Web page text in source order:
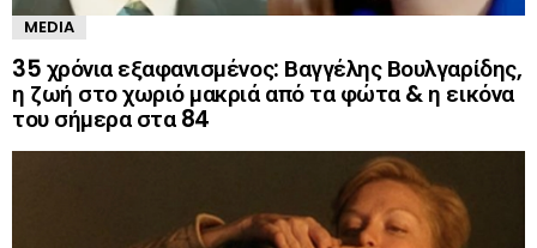
MEDIA
35 χρόνια εξαφανισμένος: Βαγγέλης Βουλγαρίδης,
η ζωή στο χωριό μακριά από τα φώτα & η εικόνα
του σήμερα στα 84